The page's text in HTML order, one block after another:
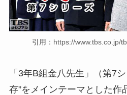
引用：https://www.tbs.co.jp/
「3年B組金八先生」（第7
存”をメインテーマとした作